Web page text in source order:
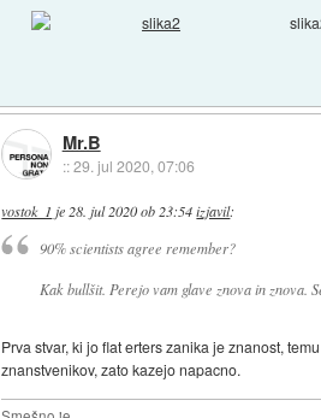
Mr.B
::29. jul 2020, 07:06
vostok_1 je28. jul 2020 ob 23:54 izjavil:
90% scientists agree remember?
Kak bullšit. Perejo vam glave znova in znova.
Prva stvar, ki jo flat erters zanika je znanost,
znanstvenikov, zato kazejo napacno.